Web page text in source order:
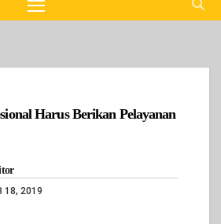
Harus Berikan Pelayanan
18, 2019